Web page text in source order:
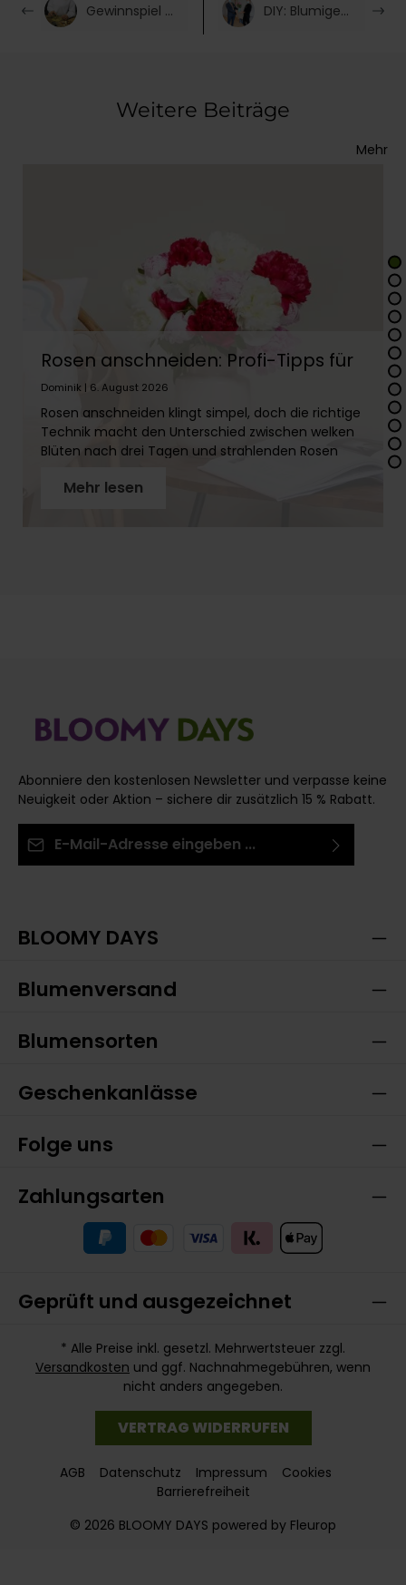
Gewinnspiel in Kooperation mit Hobbybäcker DIY: Blumiges Silvester mit Just Spices
Weitere Beiträge
Mehr
Rosen anschneiden: Profi-Tipps für
lange Frische
Dominik | 6. August 2026
Rosen anschneiden klingt simpel, doch die richtige
Technik macht den Unterschied zwischen welken
Blüten nach drei Tagen und strahlenden Rosen
Schritt für Schritt, wie Du Rosenstiele richtig
Mehr lesen
Abonniere den kostenlosen Newsletter und verpasse keine
Neuigkeit oder Aktion – sichere dir zusätzlich 15 % Rabatt.
BLOOMY DAYS
Blumenversand
Blumensorten
Geschenkanlässe
Folge uns
Zahlungsarten
Geprüft und ausgezeichnet
* Alle Preise inkl. gesetzl. Mehrwertsteuer zzgl.
Versandkosten und ggf. Nachnahmegebühren, wenn
nicht anders angegeben.
© 2026 BLOOMY DAYS powered by Fleurop
VERTRAG WIDERRUFEN
AGB Datenschutz Impressum
Cookies
Barrierefreiheit